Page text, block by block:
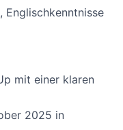
Englischkenntnisse
mit einer klaren
2025 in